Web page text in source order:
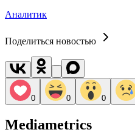
Аналитик
Поделиться новостью
0 0 0
Mediametrics